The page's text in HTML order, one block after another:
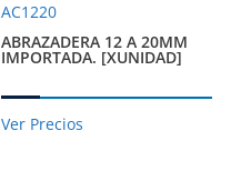
AC1220
ABRAZADERA 12 A 20MM
IMPORTADA. [XUNIDAD]
Ver Precios